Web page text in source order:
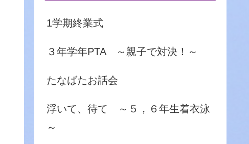
1学期終業式
３年学年PTA ～親子で対決！～
たなばたお話会
浮いて、待て ～５，６年生着衣泳
～